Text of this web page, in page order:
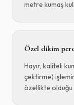
metre kumaş
Özel dikim
Hayır, kaliteli
çektirme)
özellikte olduğu